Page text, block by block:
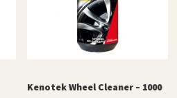
Kenotek Wheel Cleaner – 1000